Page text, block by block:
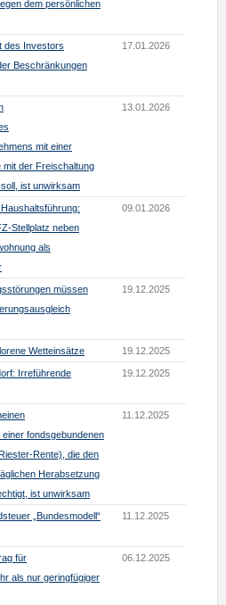
dem persönlichen
des Investors
Beschränkungen
17.01.2026
mit einer
mit der Freischaltung
ist unwirksam
13.01.2026
Stellplatz neben
als
09.01.2026
müssen
19.12.2025
Wetteinsätze 19.12.2025
Irreführende
19.12.2025
fondsgebundenen
Rente), die den
Herabsetzung
ist unwirksam
11.12.2025
„Bundesmodell“
11.12.2025
für
als nur geringfügiger
06.12.2025